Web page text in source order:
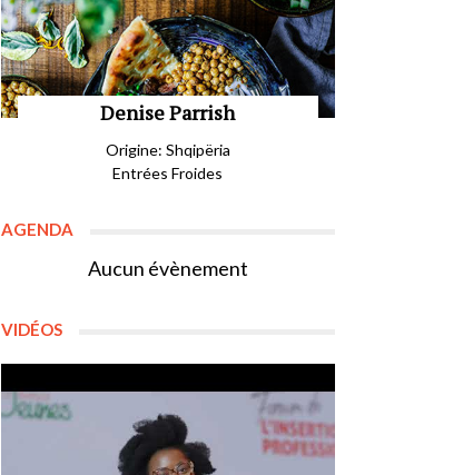
Denise Parrish
Origine: Shqipëria
Entrées Froides
AGENDA
Aucun évènement
VIDÉOS